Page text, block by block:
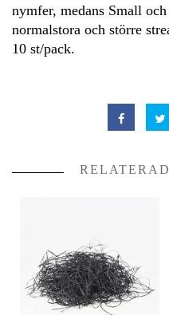
nymfer, medans Small
normalstora och större
10 st/pack.